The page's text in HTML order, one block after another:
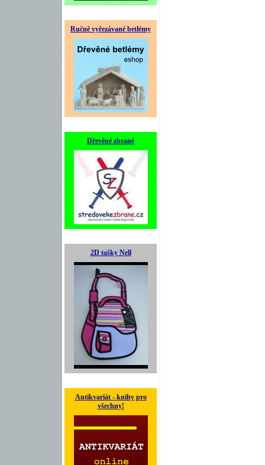
Ručně vyřezávané betlémy
Dřevěné zbraně
2D tašky Nell
Antikvariát - knihy pro
všechny!